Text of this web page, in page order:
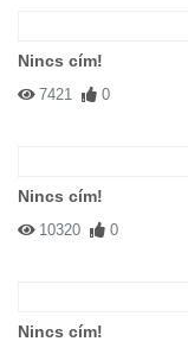
Nincs cím!
7421 0
Nincs cím!
10320 0
Nincs cím!